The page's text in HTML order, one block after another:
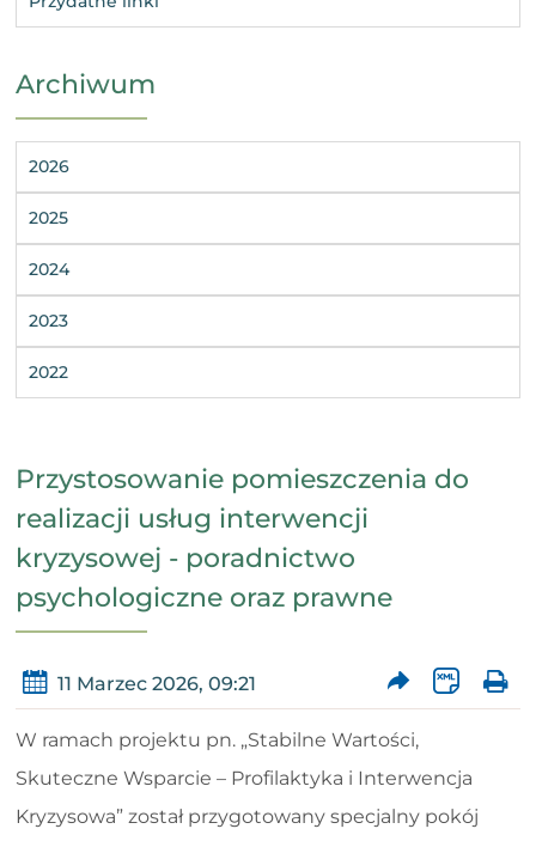
Archiwum
2026
2025
2024
2023
2022
Przystosowanie pomieszczenia do
realizacji usług interwencji
kryzysowej - poradnictwo
psychologiczne oraz prawne
11 Marzec 2026, 09:21
W ramach projektu pn. „Stabilne Wartości,
Skuteczne Wsparcie – Profilaktyka i Interwencja
Kryzysowa” został przygotowany specjalny pokój